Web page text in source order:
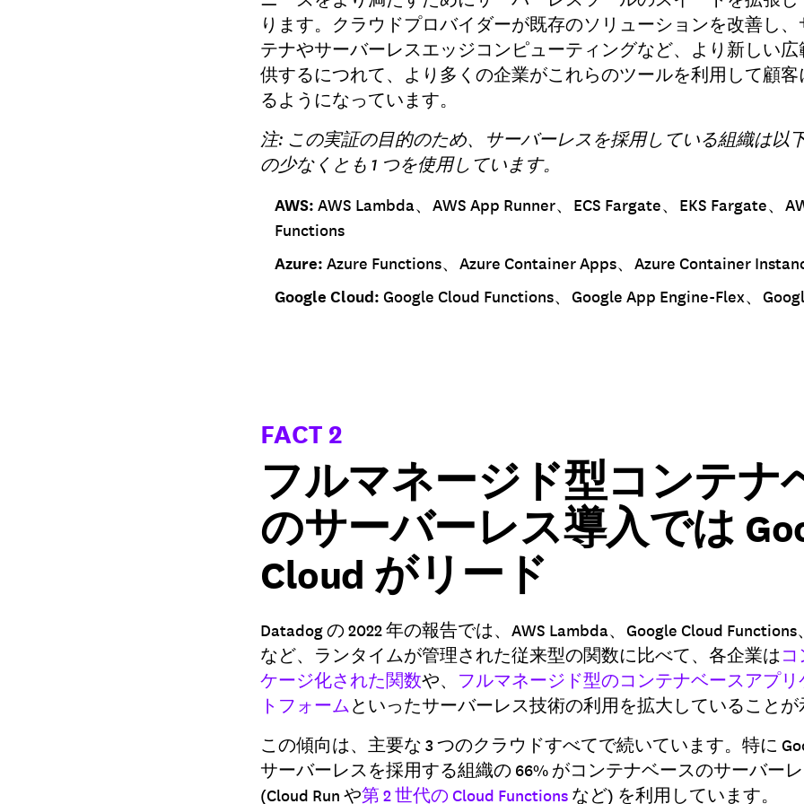
ります。クラウドプロバイダーが既存のソリューションを改善し
テナやサーバーレスエッジコンピューティングなど、より新しい
供するにつれて、より多くの企業がこれらのツールを利用して顧
るようになっています。
注: この実証の目的のため、サーバーレスを採用している組織は以
の少なくとも 1 つを使用しています。
AWS: AWS Lambda、AWS App Runner、ECS Fargate、EKS Fargate、
Functions
Azure: Azure Functions、Azure Container Apps、Azure Container
Google Cloud: Google Cloud Functions、Google App Engine-Flex、
FACT 2
フルマネージド型コンテナ
のサーバーレス導入では
Cloud がリード
Datadog の 2022 年の報告では、AWS Lambda、Google Cloud Functions
など、ランタイムが管理された従来型の関数に比べて、各企業は
ケージ化された関数や、 フルマネージド型のコンテナベースアプ
トフォームといったサーバーレス技術の利用を拡大していること
この傾向は、主要な 3 つのクラウドすべてで続いています。特に
サーバーレスを採用する組織の 66% がコンテナベースのサーバー
(Cloud Run や第 2 世代の Cloud Functions など) を利用しています。